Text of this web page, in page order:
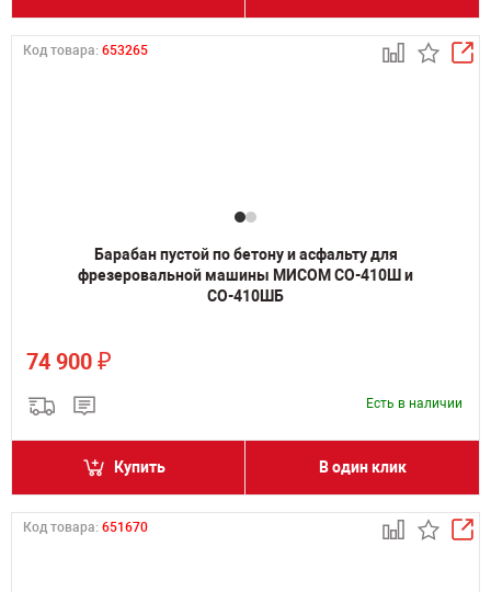
Код товара: 653265
Барабан пустой по бетону и асфальту для
фрезеровальной машины МИСОМ СО-410Ш и
СО-410ШБ
74 900 ₽
Есть в наличии
Купить В один клик
Код товара: 651670